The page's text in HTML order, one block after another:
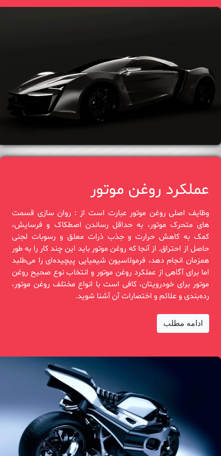
عملکرد روغن موتور
وظایف اصلی روغن موتور عبارت است از : روان سازی قسمت‌
های متحرک موتور، به حداقل رساندن اصطکاک و فرسایش،
کمک به کاهش حرارت و جذب ذرات معلق و رسوبات لجنی
حاصل از احتراق. از آنجا که روغن موتور باید این چند کار را به طور
همزمان انجام دهد، فرمولاسیون شیمیایی پیچیده‌ای را می‌طلبد
اما برای آگاهی از عملکرد روغن موتور و انتخاب نوع صحیح روغن
موتور برای خودرویتان، کافی است با انواع مختلف روغن موتور،
رده‌بندی و علائم و اختصارات آن آشنا شوید.
ادامه مطلب